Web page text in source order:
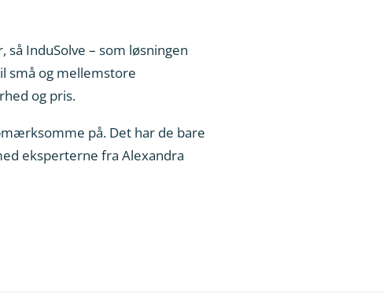
InduSolve – som løsningen
små og mellemstore
og pris.
på. Det har de bare
eksperterne fra Alexandra